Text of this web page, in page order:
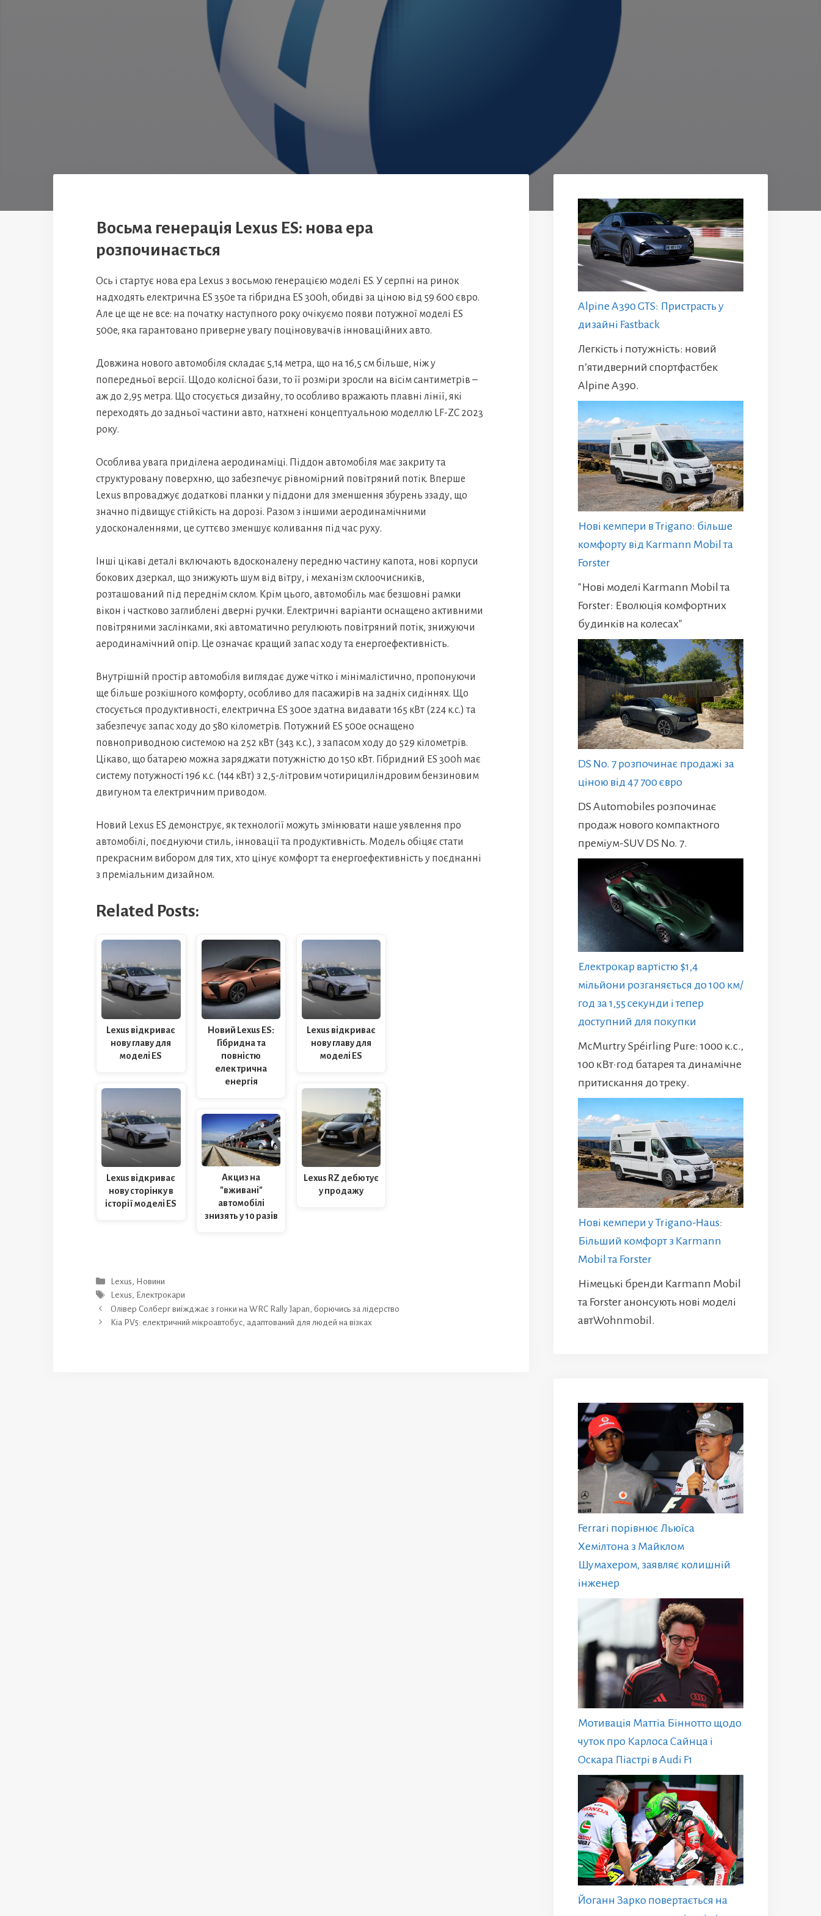
Восьма генерація Lexus ES: нова ера
розпочинається
Ось і стартує нова ера Lexus з восьмою генерацією моделі ES. У серпні на ринок
надходять електрична ES 350e та гібридна ES 300h, обидві за ціною від 59 600 євро.
Але це ще не все: на початку наступного року очікуємо появи потужної моделі ES
500e, яка гарантовано приверне увагу поціновувачів інноваційних авто.
Довжина нового автомобіля складає 5,14 метра, що на 16,5 см більше, ніж у
попередньої версії. Щодо колісної бази, то її розміри зросли на вісім сантиметрів –
аж до 2,95 метра. Що стосується дизайну, то особливо вражають плавні лінії, які
переходять до задньої частини авто, натхнені концептуальною моделлю LF-ZC 2023
року.
Особлива увага приділена аеродинаміці. Піддон автомобіля має закриту та
структуровану поверхню, що забезпечує рівномірний повітряний потік. Вперше
Lexus впроваджує додаткові планки у піддони для зменшення збурень ззаду, що
значно підвищує стійкість на дорозі. Разом з іншими аеродинамічними
удосконаленнями, це суттєво зменшує коливання під час руху.
Інші цікаві деталі включають вдосконалену передню частину капота, нові корпуси
бокових дзеркал, що знижують шум від вітру, і механізм склоочисників,
розташований під переднім склом. Крім цього, автомобіль має безшовні рамки
вікон і частково заглиблені дверні ручки. Електричні варіанти оснащено активними
повітряними заслінками, які автоматично регулюють повітряний потік, знижуючи
аеродинамічний опір. Це означає кращий запас ходу та енергоефективність.
Внутрішній простір автомобіля виглядає дуже чітко і мінімалістично, пропонуючи
ще більше розкішного комфорту, особливо для пасажирів на задніх сидіннях. Що
стосується продуктивності, електрична ES 300e здатна видавати 165 кВт (224 к.с.) та
забезпечує запас ходу до 580 кілометрів. Потужний ES 500e оснащено
повноприводною системою на 252 кВт (343 к.с.), з запасом ходу до 529 кілометрів.
Цікаво, що батарею можна заряджати потужністю до 150 кВт. Гібридний ES 300h має
систему потужності 196 к.с. (144 кВт) з 2,5-літровим чотирициліндровим бензиновим
двигуном та електричним приводом.
Новий Lexus ES демонструє, як технології можуть змінювати наше уявлення про
автомобілі, поєднуючи стиль, інновації та продуктивність. Модель обіцяє стати
прекрасним вибором для тих, хто цінує комфорт та енергоефективність у поєднанні
з преміальним дизайном.
Related Posts:
Lexus відкриває
нову главу для
моделі ES
Lexus відкриває
нову сторінку в
історії моделі ES
Новий Lexus ES:
Гібридна та
повністю
електрична
енергія
Акциз на
"вживані"
автомобілі
знизять у 10 разів
Lexus відкриває
нову главу для
моделі ES
Lexus RZ дебютує
у продажу
Категорії
Lexus, Новини
Позначки
Lexus, Електрокари
Олівер Солберг виїжджає з гонки на WRC Rally Japan, борючись за лідерство
Kia PV5: електричний мікроавтобус, адаптований для людей на візках
Alpine A390 GTS: Пристрасть у
дизайні Fastback
Легкість і потужність: новий
п’ятидверний спортфастбек
Alpine A390.
Нові кемпери в Trigano: більше
комфорту від Karmann Mobil та
Forster
"Нові моделі Karmann Mobil та
Forster: Еволюція комфортних
будинків на колесах"
DS No. 7 розпочинає продажі за
ціною від 47 700 євро
DS Automobiles розпочинає
продаж нового компактного
преміум-SUV DS No. 7.
Електрокар вартістю $1,4
мільйони розганяється до 100 км/
год за 1,55 секунди і тепер
доступний для покупки
McMurtry Spéirling Pure: 1000 к.с.,
100 кВт·год батарея та динамічне
притискання до треку.
Нові кемпери у Trigano-Haus:
Більший комфорт з Karmann
Mobil та Forster
Німецькі бренди Karmann Mobil
та Forster анонсують нові моделі
автWohnmobil.
Ferrari порівнює Льюїса
Хемілтона з Майклом
Шумахером, заявляє колишній
інженер
Мотивація Маттіа Біннотто щодо
чуток про Карлоса Сайнца і
Оскара Піастрі в Audi F1
Йоганн Зарко повертається на